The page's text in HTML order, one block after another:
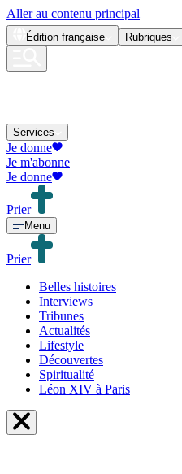
Aller au contenu principal
Édition française Rubriques
Services
Je donne
Je m'abonne
Je donne
Prier
Menu
Prier
Belles histoires
Interviews
Tribunes
Actualités
Lifestyle
Découvertes
Spiritualité
Léon XIV à Paris